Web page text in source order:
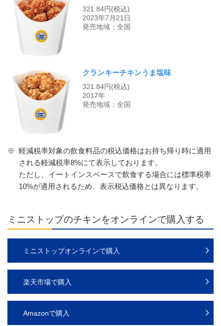
321.84円(税込)
2023年7月21日
発売地域：全国
クランキーチキンうま塩味
321.84円(税込)
2017年
発売地域：全国
※ 軽減税率対象の飲食料品の税込価格はお持ち帰り時に適用
される軽減税率8%にて表示しております。
ただし、イートインスペースで飲食する場合には標準税率
10%が適用されるため、表示税込価格とは異なります。
ミニストップのチキンをオンラインで購入する
ミニストップオンラインで購入
楽天市場で購入
Amazonで購入